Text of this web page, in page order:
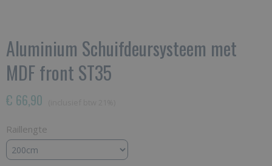
Aluminium Schuifdeursysteem met
MDF front ST35
€ 66,90
Raillengte